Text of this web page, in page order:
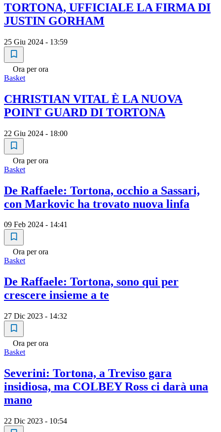
TORTONA, UFFICIALE LA FIRMA DI
JUSTIN GORHAM
25 Giu 2024 - 13:59
Ora per ora
Basket
CHRISTIAN VITAL È LA NUOVA
POINT GUARD DI TORTONA
22 Giu 2024 - 18:00
Ora per ora
Basket
De Raffaele: Tortona, occhio a Sassari,
con Markovic ha trovato nuova linfa
09 Feb 2024 - 14:41
Ora per ora
Basket
De Raffaele: Tortona, sono qui per
crescere insieme a te
27 Dic 2023 - 14:32
Ora per ora
Basket
Severini: Tortona, a Treviso gara
insidiosa, ma COLBEY Ross ci darà una
mano
22 Dic 2023 - 10:54